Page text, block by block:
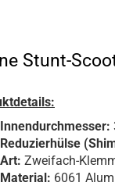
Stunt-
Innendurchmesser:
Reduzierhülse
Art: Zweifach-
Material: 6061